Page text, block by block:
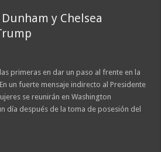
y Chelsea
primeras en dar un paso al frente en la
un fuerte mensaje indirecto al Presidente
se reunirán en Washington
día después de la toma de posesión del